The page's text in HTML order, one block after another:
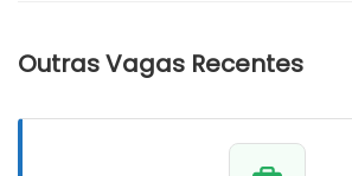
Outras Vagas Recentes